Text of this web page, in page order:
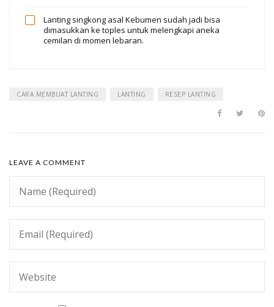
Lanting singkong asal Kebumen sudah jadi bisa
dimasukkan ke toples untuk melengkapi aneka
cemilan di momen lebaran.
CARA MEMBUAT LANTING LANTING RESEP LANTING
LEAVE A COMMENT